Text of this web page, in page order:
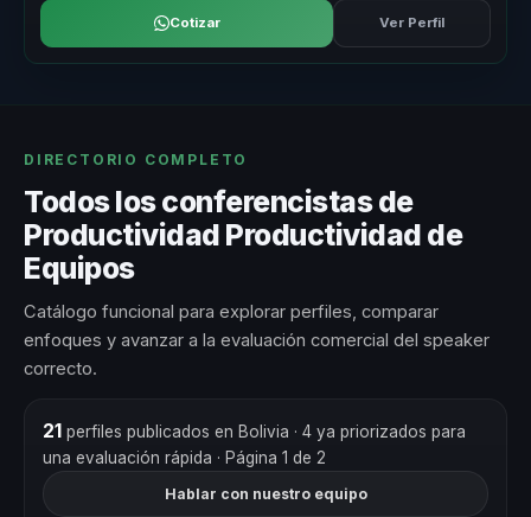
Cotizar Ver Perfil
DIRECTORIO COMPLETO
Todos los conferencistas de
Productividad Productividad de
Equipos
Catálogo funcional para explorar perfiles, comparar
enfoques y avanzar a la evaluación comercial del speaker
correcto.
21 perfiles publicados en Bolivia · 4 ya priorizados para
una evaluación rápida · Página 1 de 2
Hablar con nuestro equipo